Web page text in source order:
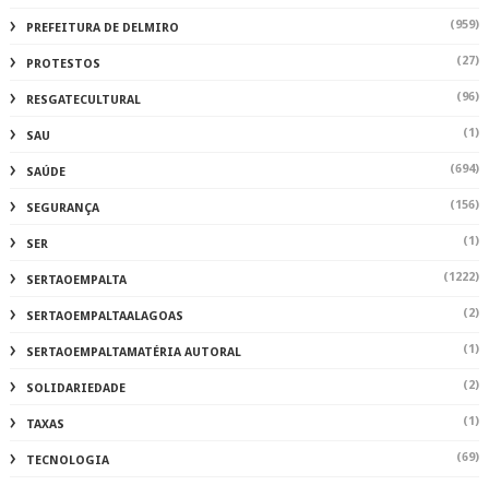
PREFEITURA DE DELMIRO (959)
PROTESTOS (27)
RESGATECULTURAL (96)
SAU (1)
SAÚDE (694)
SEGURANÇA (156)
SER (1)
SERTAOEMPALTA (1222)
SERTAOEMPALTAALAGOAS (2)
SERTAOEMPALTAMATÉRIA AUTORAL (1)
SOLIDARIEDADE (2)
TAXAS (1)
TECNOLOGIA (69)